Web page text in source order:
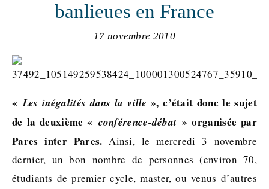
banlieues en France
17 novembre 2010
« Les inégalités dans la ville », c’était donc le sujet
de la deuxième « conférence-débat » organisée par
Pares inter Pares. Ainsi, le mercredi 3 novembre
dernier, un bon nombre de personnes (environ 70,
étudiants de premier cycle, master, ou venus d’autres